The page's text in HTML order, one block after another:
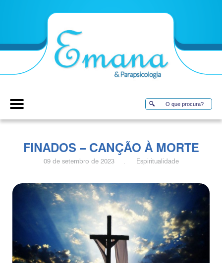
FINADOS – CANÇÃO À MORTE
09 de setembro de 2023 . Espiritualidade